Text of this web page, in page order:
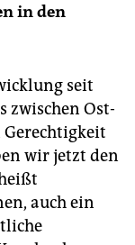
in den
seit
zwischen Ost-
Gerechtigkeit
wir jetzt den
auch ein